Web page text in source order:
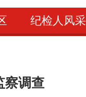
纪检人风采
察调查